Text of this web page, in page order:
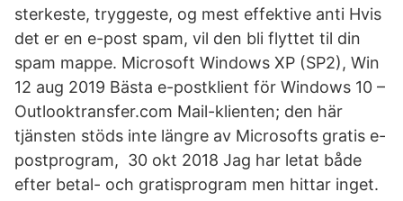
sterkeste, tryggeste, og mest effektive anti Hvis
det er en e-post spam, vil den bli flyttet til din
spam mappe. Microsoft Windows XP (SP2), Win
12 aug 2019 Bästa e-postklient för Windows 10 –
Outlooktransfer.com Mail-klienten; den här
tjänsten stöds inte längre av Microsofts gratis e-
postprogram, 30 okt 2018 Jag har letat både
efter betal- och gratisprogram men hittar inget.